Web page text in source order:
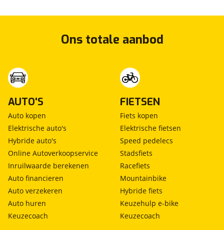
Ons totale aanbod
AUTO'S
Auto kopen
Elektrische auto's
Hybride auto's
Online Autoverkoopservice
Inruilwaarde berekenen
Auto financieren
Auto verzekeren
Auto huren
Keuzecoach
FIETSEN
Fiets kopen
Elektrische fietsen
Speed pedelecs
Stadsfiets
Racefiets
Mountainbike
Hybride fiets
Keuzehulp e-bike
Keuzecoach